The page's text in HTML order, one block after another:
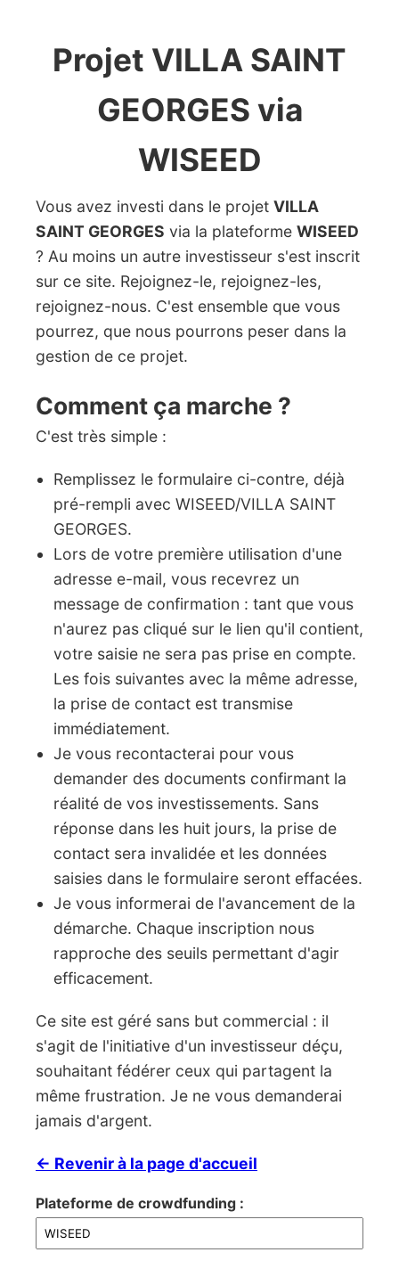
Projet VILLA SAINT
GEORGES via
WISEED
Vous avez investi dans le projet VILLA
SAINT GEORGES via la plateforme WISEED
? Au moins un autre investisseur s'est inscrit
sur ce site. Rejoignez-le, rejoignez-les,
rejoignez-nous. C'est ensemble que vous
pourrez, que nous pourrons peser dans la
gestion de ce projet.
Comment ça marche ?
C'est très simple :
Remplissez le formulaire ci-contre, déjà
pré-rempli avec WISEED/VILLA SAINT
GEORGES.
Lors de votre première utilisation d'une
adresse e-mail, vous recevrez un
message de confirmation : tant que vous
n'aurez pas cliqué sur le lien qu'il contient,
votre saisie ne sera pas prise en compte.
Les fois suivantes avec la même adresse,
la prise de contact est transmise
immédiatement.
Je vous recontacterai pour vous
demander des documents confirmant la
réalité de vos investissements. Sans
réponse dans les huit jours, la prise de
contact sera invalidée et les données
saisies dans le formulaire seront effacées.
Je vous informerai de l'avancement de la
démarche. Chaque inscription nous
rapproche des seuils permettant d'agir
efficacement.
Ce site est géré sans but commercial : il
s'agit de l'initiative d'un investisseur déçu,
souhaitant fédérer ceux qui partagent la
même frustration. Je ne vous demanderai
jamais d'argent.
← Revenir à la page d'accueil
Plateforme de crowdfunding :